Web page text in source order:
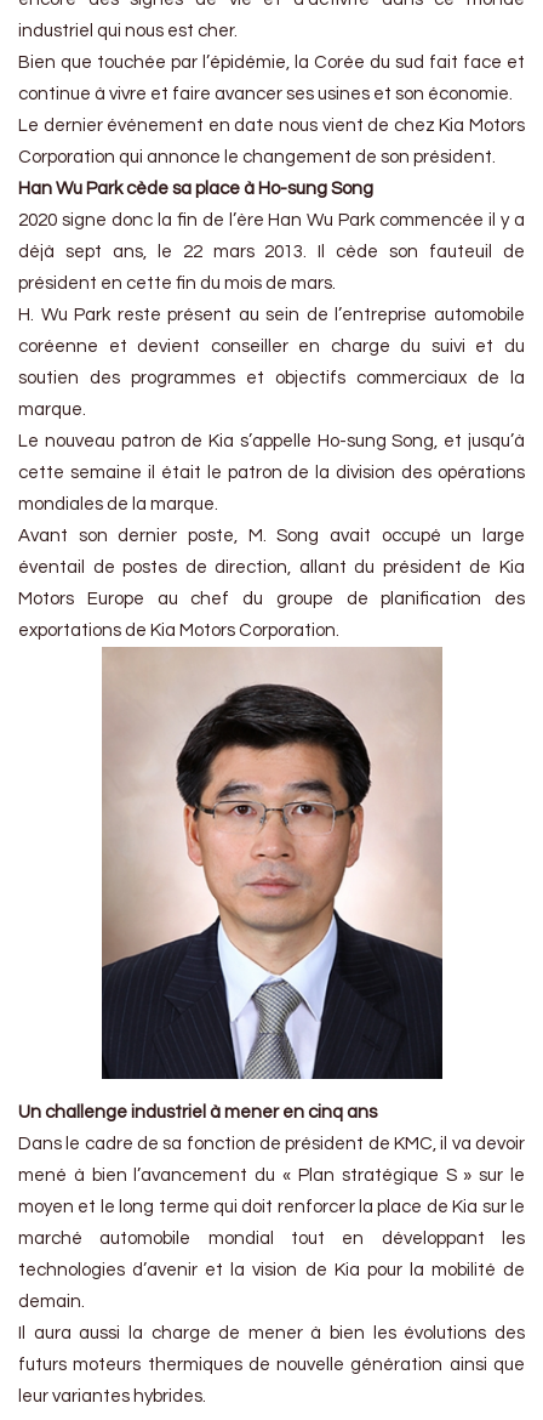
industriel qui nous est cher.
Bien que touchée par l’épidémie, la Corée du sud fait face et
continue à vivre et faire avancer ses usines et son économie.
Le dernier événement en date nous vient de chez Kia Motors
Corporation qui annonce le changement de son président.
Han Wu Park cède sa place à Ho-sung Song
2020 signe donc la fin de l’ère Han Wu Park commencée il y a
déjà sept ans, le 22 mars 2013. Il cède son fauteuil de
président en cette fin du mois de mars.
H. Wu Park reste présent au sein de l’entreprise automobile
coréenne et devient conseiller en charge du suivi et du
soutien des programmes et objectifs commerciaux de la
marque.
Le nouveau patron de Kia s’appelle Ho-sung Song, et jusqu’à
cette semaine il était le patron de la division des opérations
mondiales de la marque.
Avant son dernier poste, M. Song avait occupé un large
éventail de postes de direction, allant du président de Kia
Motors Europe au chef du groupe de planification des
exportations de Kia Motors Corporation.
Un challenge industriel à mener en cinq ans
Dans le cadre de sa fonction de président de KMC, il va devoir
mené à bien l’avancement du « Plan stratégique S » sur le
moyen et le long terme qui doit renforcer la place de Kia sur le
marché automobile mondial tout en développant les
technologies d’avenir et la vision de Kia pour la mobilité de
demain.
Il aura aussi la charge de mener à bien les évolutions des
futurs moteurs thermiques de nouvelle génération ainsi que
leur variantes hybrides.